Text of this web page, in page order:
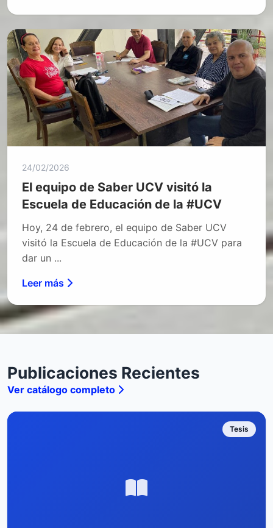
24/02/2026
El equipo de Saber UCV visitó la
Escuela de Educación de la #UCV
Hoy, 24 de febrero, el equipo de Saber UCV
visitó la Escuela de Educación de la #UCV para
dar un ...
Leer más
Publicaciones Recientes
Ver catálogo completo
Tesis